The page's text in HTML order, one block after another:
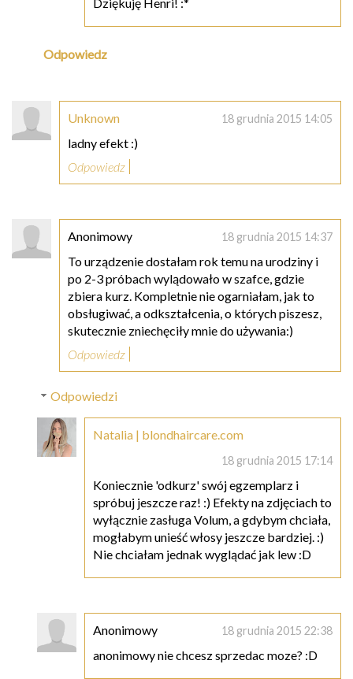
Dziękuję Henri! :*
Odpowiedz
Unknown 18 grudnia 2015 14:05
ladny efekt :)
Odpowiedz
Anonimowy 18 grudnia 2015 14:37
To urządzenie dostałam rok temu na urodziny i
po 2-3 próbach wylądowało w szafce, gdzie
zbiera kurz. Kompletnie nie ogarniałam, jak to
obsługiwać, a odkształcenia, o których piszesz,
skutecznie zniechęciły mnie do używania:)
Odpowiedz
Odpowiedzi
Natalia | blondhaircare.com
18 grudnia 2015 17:14
Koniecznie 'odkurz' swój egzemplarz i
spróbuj jeszcze raz! :) Efekty na zdjęciach to
wyłącznie zasługa Volum, a gdybym chciała,
mogłabym unieść włosy jeszcze bardziej. :)
Nie chciałam jednak wyglądać jak lew :D
Anonimowy 18 grudnia 2015 22:38
anonimowy nie chcesz sprzedac moze? :D